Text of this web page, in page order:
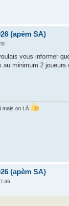
(apèm SA)
vous informer
minimum 2
mais on LÀ
(apèm SA)